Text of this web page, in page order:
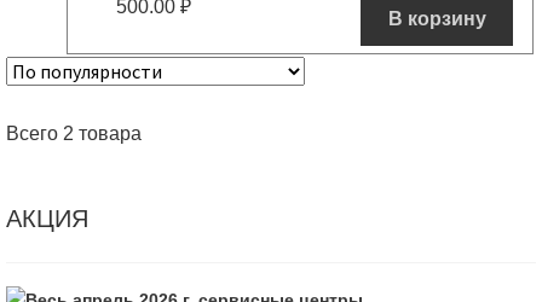
500.00 ₽
В корзину
Всего 2 товара
АКЦИЯ